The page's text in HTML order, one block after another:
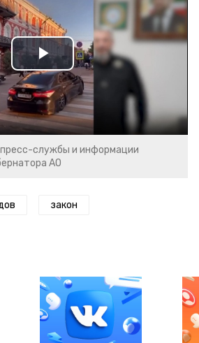
Play
Video
службы и информации
АО
закон